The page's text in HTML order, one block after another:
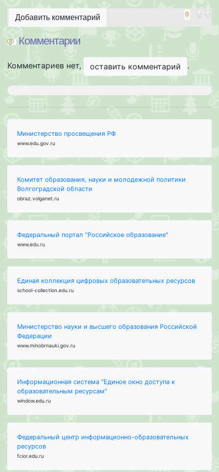
0
Добавить комментарий
Комментарии
Комментариев нет, оставить комментарий .
Министерство просвещения РФ
www.edu.gov.ru
Комитет образования, науки и молодежной политики
Волгоградской области
obraz.volganet.ru
Федеральный портал "Российское образование"
www.edu.ru
Единая коллекция цифровых образовательных ресурсов
school-collection.edu.ru
Министерство науки и высшего образования Российской
Федерации
www.minobrnauki.gov.ru
Информационная система "Единое окно доступа к
образовательным ресурсам"
window.edu.ru
Федеральный центр информационно-образовательных
ресурсов
fcior.edu.ru